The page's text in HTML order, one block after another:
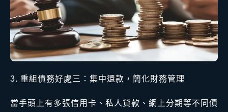
重組債務好處三：集中還款，簡化財務管理
當手頭上有多張信用卡、私人貸款、網上分期等不同債